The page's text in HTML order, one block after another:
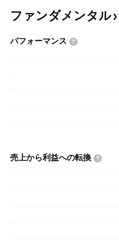
ファンダメンタル
パフォーマンス
売上から利益への転換